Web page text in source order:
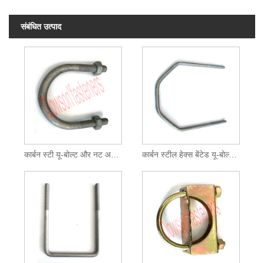
संबंधित उत्पाद
कार्बन स्टी यू-बोल्ट और नट असेंबल्ड एचडीजी कार्बन स्टील हेक्स बेंटेड यू-बोल्ट एचडीजी